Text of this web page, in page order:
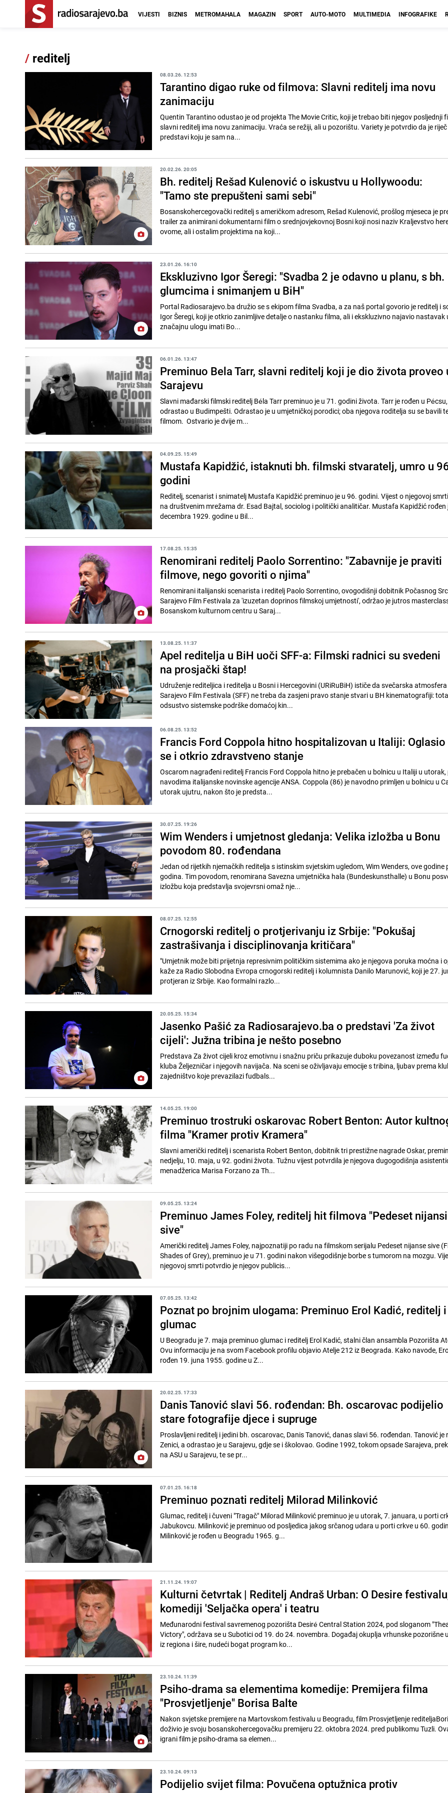
VIJESTI BIZNIS METROMAHALA MAGAZIN SPORT AUTO-MOTO MULTIMEDIA INFOGRAFIKE
/ reditelj
08.03.26. 12:53
Tarantino digao ruke od filmova: Slavni reditelj ima novu
zanimaciju
Quentin Tarantino odustao je od projekta The Movie Critic, koji je trebao biti njegov posljednji
slavni reditelj ima novu zanimaciju. Vraća se režiji, ali u pozorištu. Variety je potvrdio da je
predstavi koju je sam na...
20.02.26. 20:05
Bh. reditelj Rešad Kulenović o iskustvu u Hollywoodu:
"Tamo ste prepušteni sami sebi"
Bosanskohercegovački reditelj s američkom adresom, Rešad Kulenović, prošlog mjeseca je
trailer za animirani dokumentarni film o srednjovjekovnoj Bosni koji nosi naziv Kraljevstvo
ovome, ali i ostalim projektima na koji...
23.01.26. 16:10
Ekskluzivno Igor Šeregi: "Svadba 2 je odavno u planu, s bh.
glumcima i snimanjem u BiH"
Portal Radiosarajevo.ba družio se s ekipom filma Svadba, a za naš portal govorio je reditelj i
Igor Šeregi, koji je otkrio zanimljive detalje o nastanku filma, ali i ekskluzivno najavio nastavak
značajnu ulogu imati Bo...
06.01.26. 13:47
Preminuo Bela Tarr, slavni reditelj koji je dio života proveo
Sarajevu
Slavni mađarski filmski reditelj Béla Tarr preminuo je u 71. godini života. Tarr je rođen u
odrastao u Budimpešti. Odrastao je u umjetničkoj porodici; oba njegova roditelja su se bavili
filmom. Ostvario je dvije m...
04.09.25. 15:49
Mustafa Kapidžić, istaknuti bh. filmski stvaratelj, umro u
godini
Reditelj, scenarist i snimatelj Mustafa Kapidžić preminuo je u 96. godini. Vijest o njegovoj
na društvenim mrežama dr. Esad Bajtal, sociolog i politički analitičar. Mustafa Kapidžić rođen
decembra 1929. godine u Bil...
17.08.25. 15:35
Renomirani reditelj Paolo Sorrentino: "Zabavnije je praviti
filmove, nego govoriti o njima"
Renomirani italijanski scenarista i reditelj Paolo Sorrentino, ovogodišnji dobitnik Počasnog
Sarajevo Film Festivala za 'izuzetan doprinos filmskoj umjetnosti', održao je jutros
Bosanskom kulturnom centru u Saraj...
13.08.25. 11:37
Apel reditelja u BiH uoči SFF-a: Filmski radnici su svedeni
na prosjački štap!
Udruženje rediteljica i reditelja u Bosni i Hercegovini (URiRuBiH) ističe da svečarska
Sarajevo Film Festivala (SFF) ne treba da zasjeni pravo stanje stvari u BH kinematografiji:
odsustvo sistemske podrške domaćoj kin...
06.08.25. 13:52
Francis Ford Coppola hitno hospitalizovan u Italiji: Oglasio
se i otkrio zdravstveno stanje
Oscarom nagrađeni reditelj Francis Ford Coppola hitno je prebačen u bolnicu u Italiji u utorak,
navodima italijanske novinske agencije ANSA. Coppola (86) je navodno primljen u bolnicu u
utorak ujutru, nakon što je predsta...
30.07.25. 19:26
Wim Wenders i umjetnost gledanja: Velika izložba u Bonu
povodom 80. rođendana
Jedan od rijetkih njemačkih reditelja s istinskim svjetskim ugledom, Wim Wenders, ove godine
godina. Tim povodom, renomirana Savezna umjetnička hala (Bundeskunsthalle) u Bonu
izložbu koja predstavlja svojevrsni omaž nje...
08.07.25. 12:55
Crnogorski reditelj o protjerivanju iz Srbije: "Pokušaj
zastrašivanja i disciplinovanja kritičara"
"Umjetnik može biti prijetnja represivnim političkim sistemima ako je njegova poruka moćna i
kaže za Radio Slobodna Evropa crnogorski reditelj i kolumnista Danilo Marunović, koji je 27.
protjeran iz Srbije. Kao formalni razlo...
20.05.25. 15:34
Jasenko Pašić za Radiosarajevo.ba o predstavi 'Za život
cijeli': Južna tribina je nešto posebno
Predstava Za život cijeli kroz emotivnu i snažnu priču prikazuje duboku povezanost između
kluba Željezničar i njegovih navijača. Na sceni se oživljavaju emocije s tribina, ljubav prema
zajedništvo koje prevazilazi fudbals...
14.05.25. 19:00
Preminuo trostruki oskarovac Robert Benton: Autor
filma "Kramer protiv Kramera"
Slavni američki reditelj i scenarista Robert Benton, dobitnik tri prestižne nagrade Oskar,
nedjelju, 10. maja, u 92. godini života. Tužnu vijest potvrdila je njegova dugogodišnja
menadžerica Marisa Forzano za Th...
09.05.25. 13:24
Preminuo James Foley, reditelj hit filmova "Pedeset nijansi
sive"
Američki reditelj James Foley, najpoznatiji po radu na filmskom serijalu Pedeset nijanse sive
Shades of Grey), preminuo je u 71. godini nakon višegodišnje borbe s tumorom na mozgu.
njegovoj smrti potvrdio je njegov publicis...
07.05.25. 13:42
Poznat po brojnim ulogama: Preminuo Erol Kadić, reditelj i
glumac
U Beogradu je 7. maja preminuo glumac i reditelj Erol Kadić, stalni član ansambla Pozorišta
Ovu informaciju je na svom Facebook profilu objavio Atelje 212 iz Beograda. Kako navode,
rođen 19. juna 1955. godine u Z...
20.02.25. 17:33
Danis Tanović slavi 56. rođendan: Bh. oscarovac podijelio
stare fotografije djece i supruge
Proslavljeni reditelj i jedini bh. oscarovac, Danis Tanović, danas slavi 56. rođendan. Tanović je
Zenici, a odrastao je u Sarajevu, gdje se i školovao. Godine 1992, tokom opsade Sarajeva,
na ASU u Sarajevu, te se pr...
07.01.25. 16:18
Preminuo poznati reditelj Milorad Milinković
Glumac, reditelj i čuveni "Tragač" Milorad Milinković preminuo je u utorak, 7. januara, u porti
Jabukovcu. Milinković je preminuo od posljedica jakog srčanog udara u porti crkve u 60.
Milinković je rođen u Beogradu 1965. g...
21.11.24. 19:07
Kulturni četvrtak | Reditelj Andraš Urban: O Desire
komediji 'Seljačka opera' i teatru
Međunarodni festival savremenog pozorišta Desiré Central Station 2024, pod sloganom
Victory", održava se u Subotici od 19. do 24. novembra. Događaj okuplja vrhunske pozorišne
iz regiona i šire, nudeći bogat program ko...
23.10.24. 11:39
Psiho-drama sa elementima komedije: Premijera filma
"Prosvjetljenje" Borisa Balte
Nakon svjetske premijere na Martovskom festivalu u Beogradu, film Prosvjetljenje
doživio je svoju bosanskohercegovačku premijeru 22. oktobra 2024. pred publikomu Tuzli.
igrani film je psiho-drama sa elemen...
23.10.24. 09:13
Podijelio svijet filma: Povučena optužnica protiv